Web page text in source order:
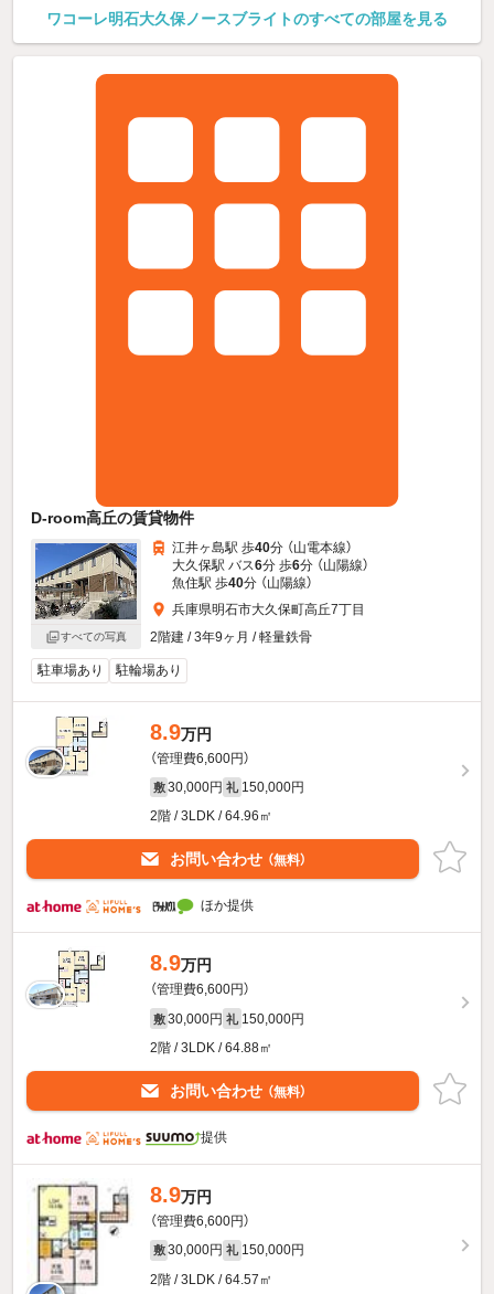
ワコーレ明石大久保ノースブライトのすべての部屋を見る
D-room高丘の賃貸物件
すべての写真
江井ヶ島駅 歩40分 （山電本線）
大久保駅 バス6分 歩6分 （山陽線）
魚住駅 歩40分 （山陽線）
兵庫県明石市大久保町高丘7丁目
2階建 / 3年9ヶ月 / 軽量鉄骨
駐車場あり 駐輪場あり
8.9万円
（管理費6,600円）
敷 30,000円 礼 150,000円
2階 / 3LDK / 64.96㎡
お問い合わせ （無料）
ほか提供
8.9万円
（管理費6,600円）
敷 30,000円 礼 150,000円
2階 / 3LDK / 64.88㎡
お問い合わせ （無料）
提供
8.9万円
（管理費6,600円）
敷 30,000円 礼 150,000円
2階 / 3LDK / 64.57㎡